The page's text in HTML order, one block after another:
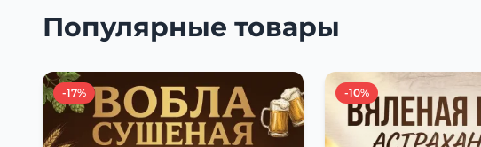
Популярные товары
-17% -10%